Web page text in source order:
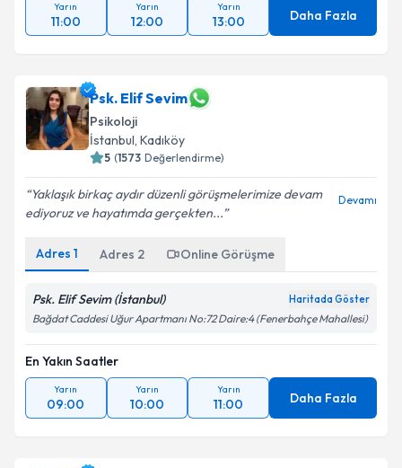
Yarın
11:00
Yarın
12:00
Yarın
13:00 Daha Fazla
Psk. Elif Sevim
Psikoloji
İstanbul, Kadıköy
5 (1573 Değerlendirme)
Yaklaşık birkaç aydır düzenli görüşmelerimize devam
ediyoruz ve hayatımda gerçekten...
Devamı
Adres 1 Adres 2 Online Görüşme
Psk. Elif Sevim (İstanbul) Haritada Göster
Bağdat Caddesi Uğur Apartmanı No:72 Daire:4 (Fenerbahçe Mahallesi)
En Yakın Saatler
Yarın
09:00
Yarın
10:00
Yarın
11:00 Daha Fazla